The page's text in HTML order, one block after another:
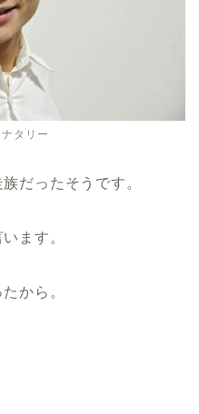
タリー
だったそうです。
ます。
から。